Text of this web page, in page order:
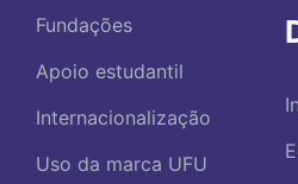
Fundações
Apoio estudantil
Internacionalização
Uso da marca UFU